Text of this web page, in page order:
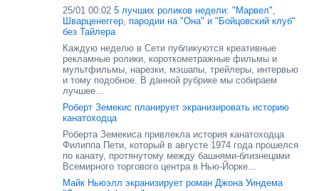
25/01 00:02 5 лучших роликов недели: "Марвел",
Шварценеггер, пародии на "Она" и "Бойцовский клуб"
без Тайлера
Каждую неделю в Сети публикуются креативные
рекламные ролики, короткометражные фильмы и
мультфильмы, нарезки, мэшапы, трейлеры, интервью
и тому подобное. В данной рубрике мы собираем
лучшее...
Роберт Земекис планирует экранизировать историю
канатоходца
Роберта Земекиса привлекла история канатоходца
Филиппа Пети, который в августе 1974 года прошелся
по канату, протянутому между башнями-близнецами
Всемирного торгового центра в Нью-Йорке...
Майк Ньюэлл экранизирует роман Джона Уиндема